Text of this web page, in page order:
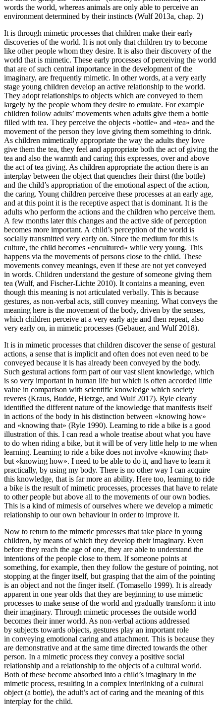
words the world, whereas animals are only able to perceive an
environment determined by their instincts (Wulf 2013a, chap. 2)
It is through mimetic processes that children make their early
discoveries of the world. It is not only that children try to become
like other people whom they desire. It is also their discovery of the
world that is mimetic. These early processes of perceiving the world
that are of such central importance in the development of the
imaginary, are frequently mimetic. In other words, at a very early
stage young children develop an active relationship to the world.
They adopt relationships to objects which are conveyed to them
largely by the people whom they desire to emulate. For example
children follow adults’ movements when adults give them a bottle
filled with tea. They perceive the objects «bottle» and «tea» and the
movement of the person they love giving them something to drink.
As children mimetically appropriate the way the adults they love
give them the tea, they feel and appropriate both the act of giving the
tea and also the warmth and caring this expresses, over and above
the act of tea giving. As children appropriate the action there is an
interplay between the object that quenches their thirst (the bottle)
and the child’s appropriation of the emotional aspect of the action,
the caring. Young children perceive these processes at an early age,
and at this point it is the receptive aspect that is dominant. It is the
adults who perform the actions and the children who perceive them.
A few months later this changes and the active side of perception
becomes more important. A child’s perception of the world is
socially transmitted very early on. Since the medium for this is
culture, the child becomes «encultured» while very young. This
happens via the movements of persons close to the child. These
movements convey meanings, even if these are not yet conveyed
in words. Children understand the gesture of someone giving them
tea (Wulf, and Fischer-Lichte 2010). It contains a meaning, even
though this meaning is not articulated verbally. This is because
gestures, as non-verbal acts, still convey meaning. What conveys the
meaning here is the movement of the body, driven by the senses,
which children perceive at a very early age and then repeat, also
very early on, in mimetic processes (Gebauer, and Wulf 2018).
It is in mimetic processes that children discover the sense of gestural
actions, a sense that is implicit and often does not even need to be
conveyed because it is has already been conveyed by the body.
Such gestural actions form part of our vast silent knowledge, which
is so very important in human life but which is often accorded little
value in comparison with scientific knowledge which society
reveres (Kraus, Budde, Hietzge, and Wulf 2017). Ryle clearly
identified the different nature of the knowledge that manifests itself
in actions of the body in his distinction between «knowing how»
and «knowing that» (Ryle 1990). Learning to ride a bike is a good
illustration of this. I can read a whole treatise about what you have
to do when riding a bike, but it will be of very little help to me when
learning. Learning to ride a bike does not involve «knowing that»
but «knowing how». I need to be able to do it, and have to learn it
practically, by using my body. There is no other way I can acquire
this knowledge, that is far more an ability. Here too, learning to ride
a bike is the result of mimetic processes, processes that have to relate
to other people but above all to the movements of our own bodies.
This is a kind of mimesis of ourselves where we develop a mimetic
relationship to our own behaviour in order to improve it.
Now to return to the mimetic processes that take place in young
children, by means of which they develop their imaginary. Even
before they reach the age of one, they are able to understand the
intentions of the people close to them. If someone points at
something, for example, then they follow the gesture of pointing, not
stopping at the finger itself, but grasping that the aim of the pointing
is an object and not the finger itself. (Tomasello 1999). It is already
apparent in one year olds that they are beginning to use mimetic
processes to make sense of the world and gradually transform it into
their imaginary. Through mimetic processes the outside world
becomes their inner world. As non-verbal actions addressed
by subjects towards objects, gestures play an important role
in conveying emotional caring and attachment. This is because they
are demonstrative and at the same time directed towards the other
person. In a mimetic process they convey a positive social
relationship and a relationship to the objects of a cultural world.
Both of these become absorbed into a child’s imaginary in the
mimetic process, resulting in a complex interlinking of a cultural
object (a bottle), the adult’s act of caring and the meaning of this
interplay for the child.